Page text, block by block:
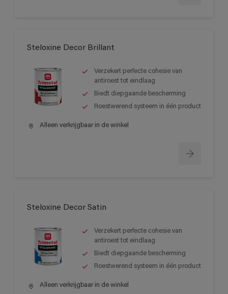
Steloxine Decor Brillant
Verzekert perfecte cohesie van
antiroest tot eindlaag
Biedt diepgaande bescherming
Roestwerend systeem in één product
Alleen verkrijgbaar in de winkel
Steloxine Decor Satin
Verzekert perfecte cohesie van
antiroest tot eindlaag
Biedt diepgaande bescherming
Roestwerend systeem in één product
Alleen verkrijgbaar in de winkel